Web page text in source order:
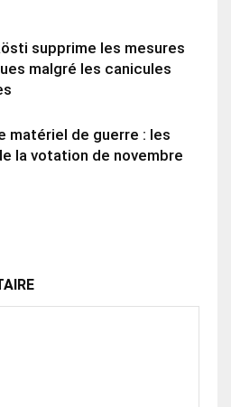
supprime les mesures
malgré les canicules
matériel de guerre : les
la votation de novembre